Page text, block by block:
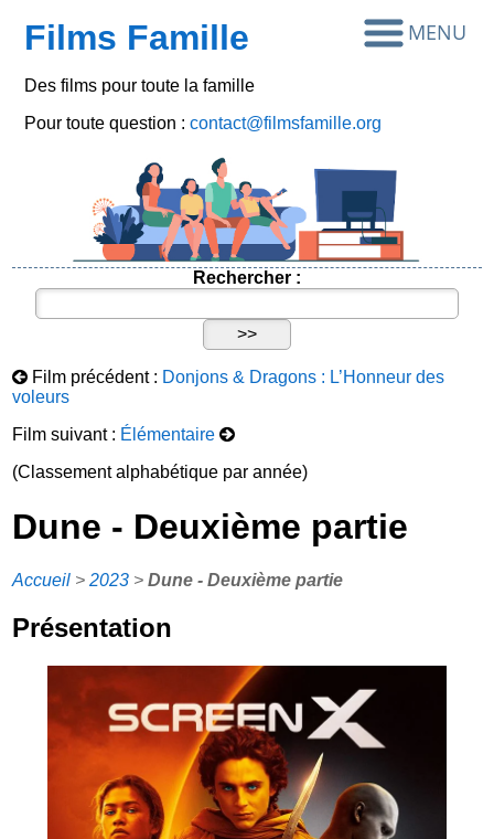
Films Famille
Des films pour toute la famille
Pour toute question :contact@filmsfamille.org
Rechercher :
Film précédent : Donjons & Dragons : L’Honneur des
voleurs
Film suivant : Élémentaire
(Classement alphabétique par année)
Dune - Deuxième partie
Accueil >2023 >Dune - Deuxième partie
Présentation